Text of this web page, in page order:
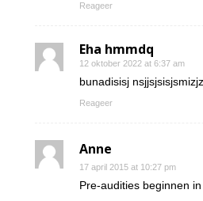
Reageer
Eha hmmdq
12 oktober 2022 at 6:37 am
bunadisisj
Reageer
Anne
17 april 2015 at 10:27 pm
Pre-audities beginnen